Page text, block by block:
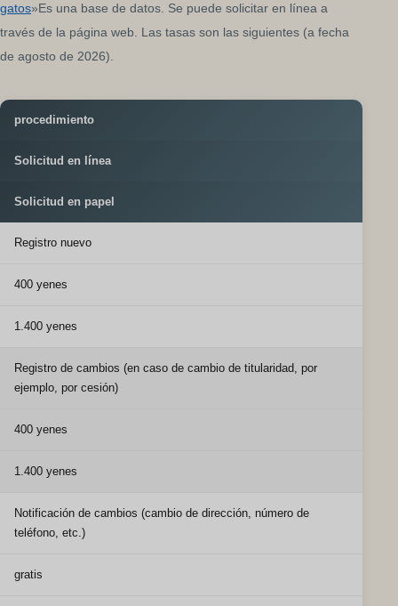
gatos»Es una base de datos. Se puede solicitar en línea a
través de la página web. Las tasas son las siguientes (a fecha
de agosto de 2026).
procedimiento
Solicitud en línea
Solicitud en papel
Registro nuevo
400 yenes
1.400 yenes
Registro de cambios (en caso de cambio de titularidad, por
ejemplo, por cesión)
400 yenes
1.400 yenes
Notificación de cambios (cambio de dirección, número de
teléfono, etc.)
gratis